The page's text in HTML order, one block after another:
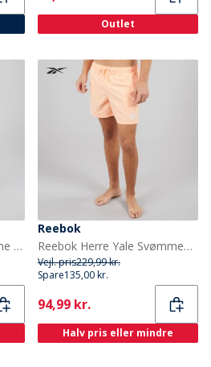
Outlet
Reebok Herre Yale Svømme Shorts Simple Grey
Reebok
Reebok Herre Yale Svømmebukser Peach
Vejl. pris229,99 kr.
Spare135,00 kr.
Current
94,99 kr.
Halv pris eller mindre